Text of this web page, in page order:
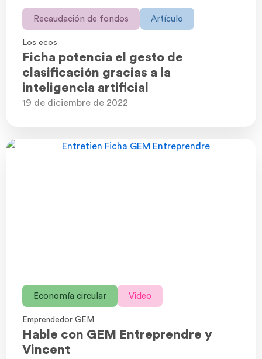
Recaudación de fondos Artículo
Los ecos
Ficha potencia el gesto de
clasificación gracias a la
inteligencia artificial
19 de diciembre de 2022
Economía circular Video
Emprendedor GEM
Hable con GEM Entreprendre y
Vincent